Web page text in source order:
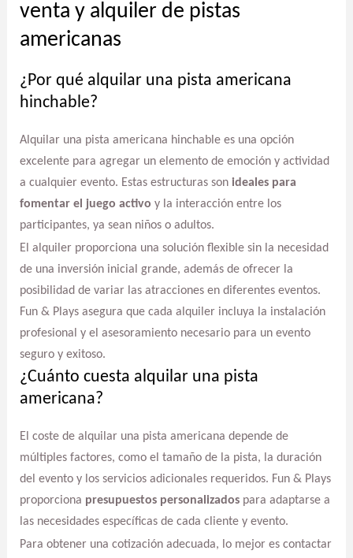
venta y alquiler de pistas
americanas
¿Por qué alquilar una pista americana
hinchable?
Alquilar una pista americana hinchable es una opción
excelente para agregar un elemento de emoción y actividad
a cualquier evento. Estas estructuras son ideales para
fomentar el juego activo y la interacción entre los
participantes, ya sean niños o adultos.
El alquiler proporciona una solución flexible sin la necesidad
de una inversión inicial grande, además de ofrecer la
posibilidad de variar las atracciones en diferentes eventos.
Fun & Plays asegura que cada alquiler incluya la instalación
profesional y el asesoramiento necesario para un evento
seguro y exitoso.
¿Cuánto cuesta alquilar una pista
americana?
El coste de alquilar una pista americana depende de
múltiples factores, como el tamaño de la pista, la duración
del evento y los servicios adicionales requeridos. Fun & Plays
proporciona presupuestos personalizadospara adaptarse a
las necesidades específicas de cada cliente y evento.
Para obtener una cotización adecuada, lo mejor es contactar